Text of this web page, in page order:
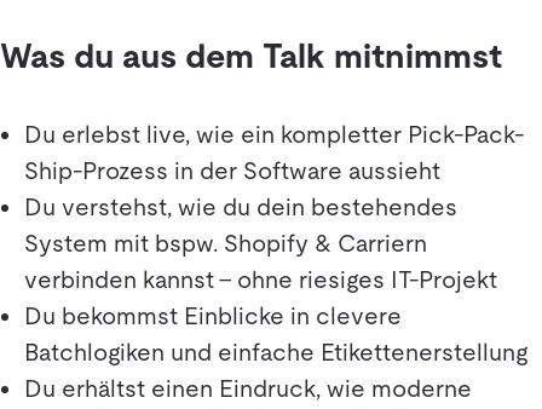
Was du aus dem Talk mitnimmst
Du erlebst live, wie ein kompletter Pick-Pack-
Ship-Prozess in der Software aussieht
Du verstehst, wie du dein bestehendes
System mit bspw. Shopify & Carriern
verbinden kannst – ohne riesiges IT-Projekt
Du bekommst Einblicke in clevere
Batchlogiken und einfache Etikettenerstellung
Du erhältst einen Eindruck, wie moderne